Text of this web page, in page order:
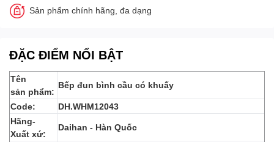
Sản phẩm chính hãng, đa dạng
ĐẶC ĐIỂM NỔI BẬT
Tên
sản phẩm:
Bếp đun bình cầu có khuấy
Code:
DH.WHM12043
Hãng-
Xuất xứ:
Daihan - Hàn Quốc